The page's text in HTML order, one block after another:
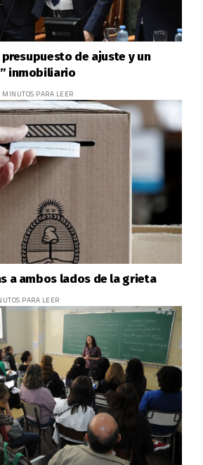
de ajuste y un
inmobiliario
PARA LEER
a ambos lados de la grieta
PARA LEER